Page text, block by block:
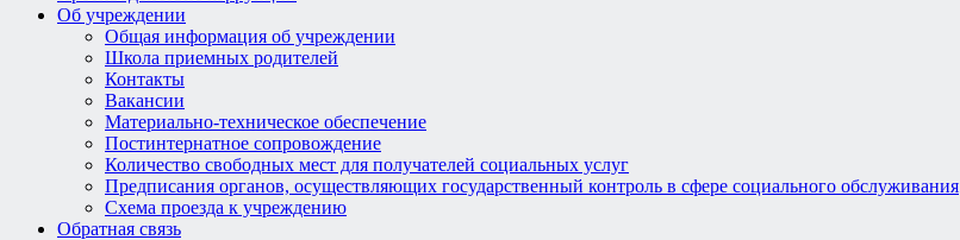
Об учреждении
Общая информация об учреждении
Школа приемных родителей
Контакты
Вакансии
Материально-техническое обеспечение
Постинтернатное сопровождение
Количество свободных мест для получателей социальных услуг
Предписания органов, осуществляющих государственный контроль в сфере социального обслуживания
Схема проезда к учреждению
Обратная связь